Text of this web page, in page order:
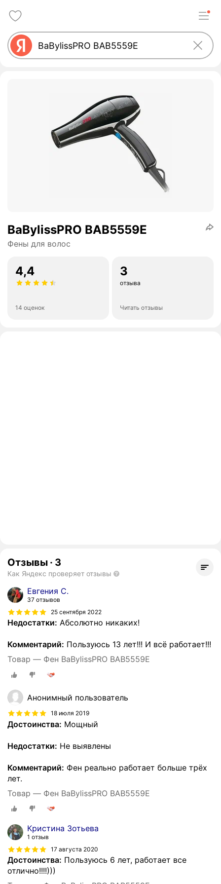
BaBylissPRO BAB5559E
Фены для волос
4,4
14 оценок
3
отзыва
Читать отзывы
Отзывы · 3
Как Яндекс проверяет отзывы
Евгения С.
37 отзывов
25 сентября 2022
Недостатки: Абсолютно никаких!
Комментарий: Пользуюсь 13 лет!!! И всё работает!!!
Товар — Фен BaBylissPRO BAB5559E
Анонимный пользователь
18 июля 2019
Достоинства: Мощный
Недостатки: Не выявлены
Комментарий: Фен реально работает больше трёх
лет.
Товар — Фен BaBylissPRO BAB5559E
Кристина Зотьева
1 отзыв
17 августа 2020
Достоинства: Пользуюсь 6 лет, работает все
отлично!!!!)))